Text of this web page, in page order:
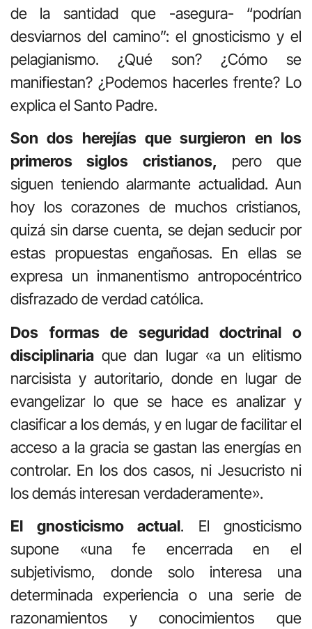
de la santidad que -asegura- “podrían
desviarnos del camino”: el gnosticismo y el
pelagianismo. ¿Qué son? ¿Cómo se
manifiestan? ¿Podemos hacerles frente? Lo
explica el Santo Padre.
Son dos herejías que surgieron en los
primeros siglos cristianos, pero que
siguen teniendo alarmante actualidad. Aun
hoy los corazones de muchos cristianos,
quizá sin darse cuenta, se dejan seducir por
estas propuestas engañosas. En ellas se
expresa un inmanentismo antropocéntrico
disfrazado de verdad católica.
Dos formas de seguridad doctrinal o
disciplinaria que dan lugar «a un elitismo
narcisista y autoritario, donde en lugar de
evangelizar lo que se hace es analizar y
clasificar a los demás, y en lugar de facilitar el
acceso a la gracia se gastan las energías en
controlar. En los dos casos, ni Jesucristo ni
los demás interesan verdaderamente».
El gnosticismo actual. El gnosticismo
supone «una fe encerrada en el
subjetivismo, donde solo interesa una
determinada experiencia o una serie de
razonamientos y conocimientos que